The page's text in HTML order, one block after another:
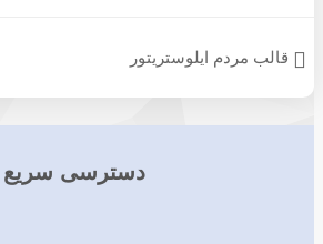
قالب مردم ایلوستریتور
دسترسی سریع